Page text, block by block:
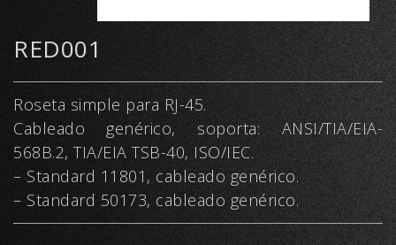
RED001
Roseta simple para RJ-45.
Cableado genérico, soporta: ANSI/TIA/EIA-
568B.2, TIA/EIA TSB-40, ISO/IEC.
– Standard 11801, cableado genérico.
– Standard 50173, cableado genérico.